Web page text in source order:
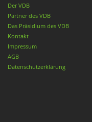
Der VDB
Partner des VDB
Das Präsidium des VDB
Kontakt
Impressum
AGB
Datenschutzerklärung